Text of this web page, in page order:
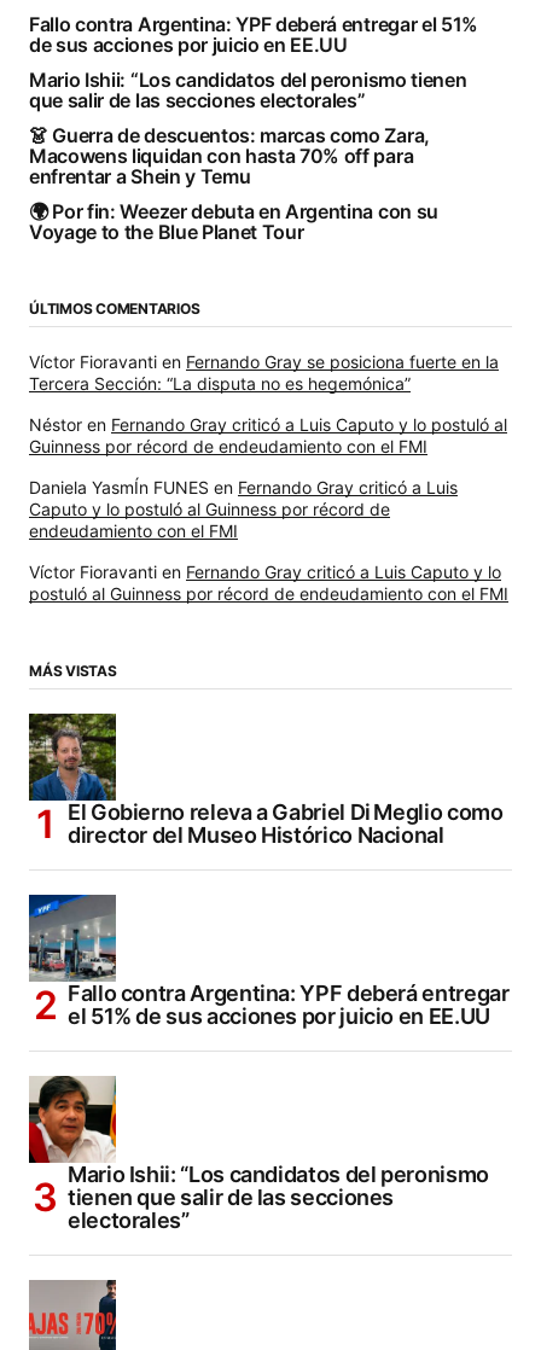
Fallo contra Argentina: YPF deberá entregar el 51%
de sus acciones por juicio en EE.UU
Mario Ishii: “Los candidatos del peronismo tienen
que salir de las secciones electorales”
👗 Guerra de descuentos: marcas como Zara,
Macowens liquidan con hasta 70% off para
enfrentar a Shein y Temu
🌍 Por fin: Weezer debuta en Argentina con su
Voyage to the Blue Planet Tour
ÚLTIMOS COMENTARIOS
Víctor Fioravanti en Fernando Gray se posiciona fuerte en la
Tercera Sección: “La disputa no es hegemónica”
Néstor en Fernando Gray criticó a Luis Caputo y lo postuló al
Guinness por récord de endeudamiento con el FMI
Daniela YasmÍn FUNES en Fernando Gray criticó a Luis
Caputo y lo postuló al Guinness por récord de
endeudamiento con el FMI
Víctor Fioravanti en Fernando Gray criticó a Luis Caputo y lo
postuló al Guinness por récord de endeudamiento con el FMI
MÁS VISTAS
El Gobierno releva a Gabriel Di Meglio como
director del Museo Histórico Nacional
Fallo contra Argentina: YPF deberá entregar
el 51% de sus acciones por juicio en EE.UU
Mario Ishii: “Los candidatos del peronismo
tienen que salir de las secciones
electorales”